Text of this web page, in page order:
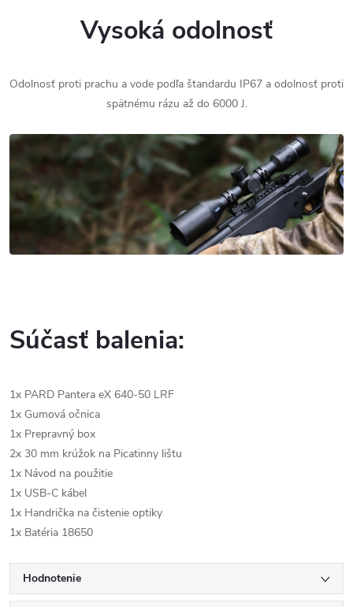
Vysoká odolnosť
Odolnosť proti prachu a vode podľa štandardu IP67 a odolnosť proti
spätnému rázu až do 6000 J.
Súčasť balenia:
1x PARD Pantera eX 640-50 LRF
1x Gumová očnica
1x Prepravný box
2x 30 mm krúžok na Picatinny lištu
1x Návod na použitie
1x USB-C kábel
1x Handrička na čistenie optiky
1x Batéria 18650
Hodnotenie